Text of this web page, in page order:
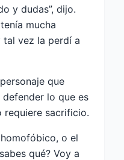
y dudas”, dijo.
mucha
tal vez la perdí a
que
lo que es
requiere sacrificio.
o el
qué? Voy a